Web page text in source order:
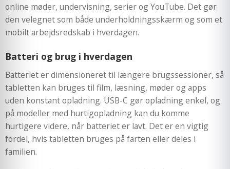
online møder, undervisning, serier og YouTube. Det gør
den velegnet som både underholdningsskærm og som et
mobilt arbejdsredskab i hverdagen.
Batteri og brug i hverdagen
Batteriet er dimensioneret til længere brugssessioner, så
tabletten kan bruges til film, læsning, møder og apps
uden konstant opladning. USB-C gør opladning enkel, og
på modeller med hurtigopladning kan du komme
hurtigere videre, når batteriet er lavt. Det er en vigtig
fordel, hvis tabletten bruges på farten eller deles i
familien.